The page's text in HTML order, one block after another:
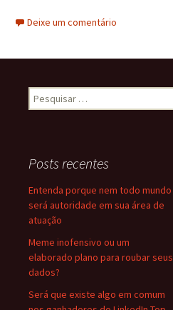
Deixe um comentário
Pesquisar
por:
Posts recentes
Entenda porque nem todo mundo
será autoridade em sua área de
atuação
Meme inofensivo ou um
elaborado plano para roubar seus
dados?
Será que existe algo em comum